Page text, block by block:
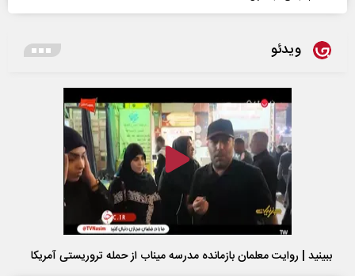
ویدئو
ببینید | روایت معلمان بازمانده مدرسه میناب از حمله تروریستی آمریکا